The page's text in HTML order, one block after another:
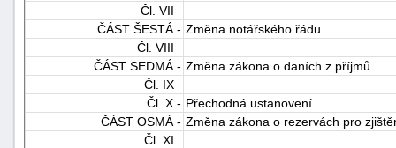
Čl. VII
ČÁST ŠESTÁ - Změna notářského řádu
Čl. VIII
ČÁST SEDMÁ - Změna zákona o daních z příjmů
Čl. IX
Čl. X - Přechodná ustanovení
ČÁST OSMÁ - Změna zákona o rezervách pro
Čl. XI